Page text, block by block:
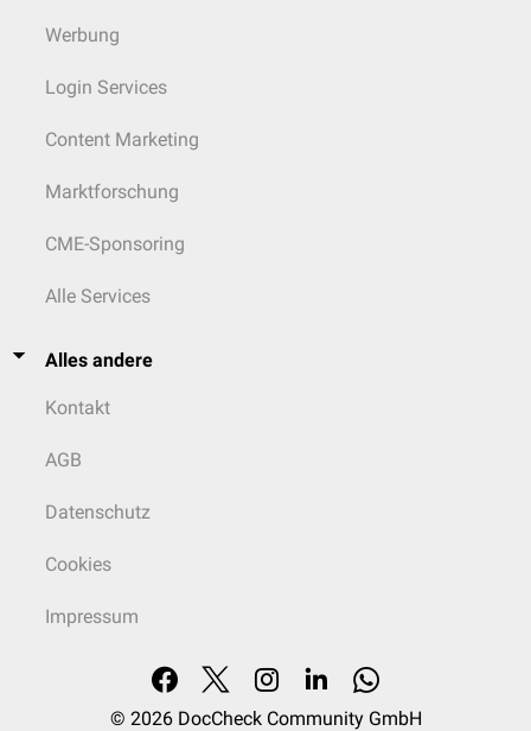
Werbung
Login Services
Content Marketing
Marktforschung
CME-Sponsoring
Alle Services
Alles andere
Kontakt
AGB
Datenschutz
Cookies
Impressum
© 2026 DocCheck Community GmbH